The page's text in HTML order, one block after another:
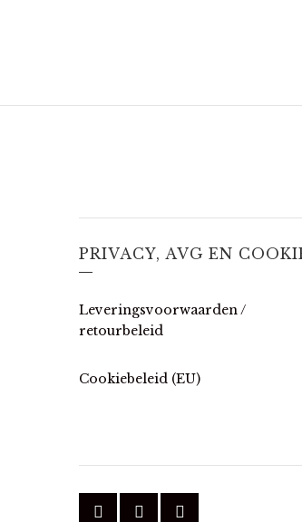
PRIVACY, AVG EN
Leveringsvoorwaarden /
retourbeleid
Cookiebeleid (EU)